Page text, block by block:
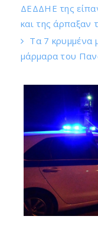
ΔΕΔΔΗΕ της
και της άρπαξαν
Τα 7 κρυμμένα
μάρμαρα του